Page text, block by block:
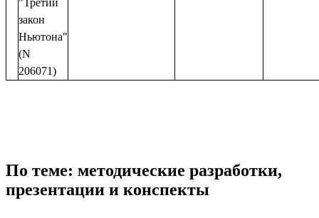
"Третий
закон
Ньютона"
(N
206071)
По теме: методические разработки,
презентации и конспекты